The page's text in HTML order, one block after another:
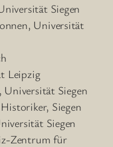
Siegen
Universität
Leipzig
Universität Siegen
Siegen
Siegen
Zentrum für